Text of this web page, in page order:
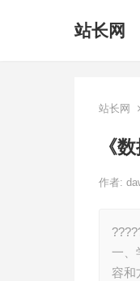
站长网
站长网
《
作者:
一、
容和